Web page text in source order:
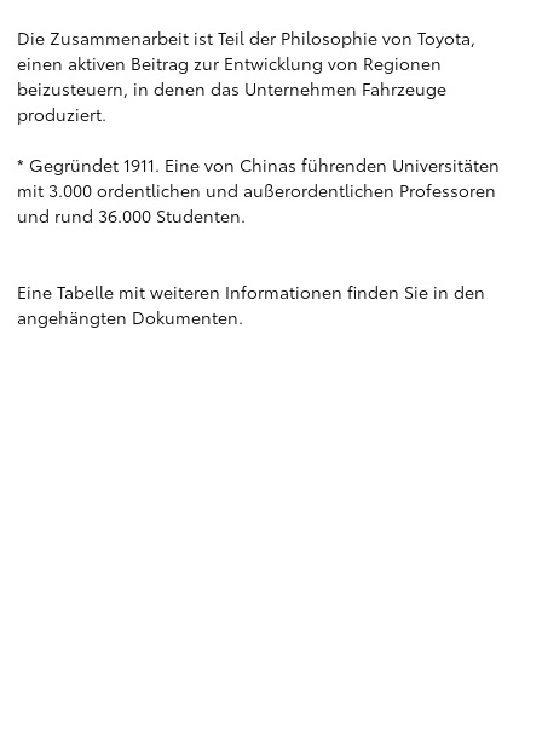
Die Zusammenarbeit ist Teil der Philosophie von Toyota,
einen aktiven Beitrag zur Entwicklung von Regionen
beizusteuern, in denen das Unternehmen Fahrzeuge
produziert.
* Gegründet 1911. Eine von Chinas führenden Universitäten
mit 3.000 ordentlichen und außerordentlichen Professoren
und rund 36.000 Studenten.
Eine Tabelle mit weiteren Informationen finden Sie in den
angehängten Dokumenten.